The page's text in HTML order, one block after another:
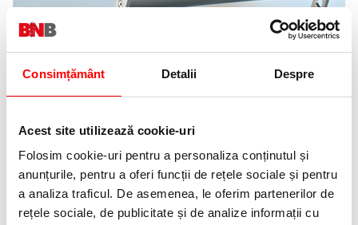
Consimțământ Detalii Despre
Acest site utilizează cookie-uri
Folosim cookie-uri pentru a personaliza conținutul și
anunțurile, pentru a oferi funcții de rețele sociale și pentru
a analiza traficul. De asemenea, le oferim partenerilor de
rețele sociale, de publicitate și de analize informații cu